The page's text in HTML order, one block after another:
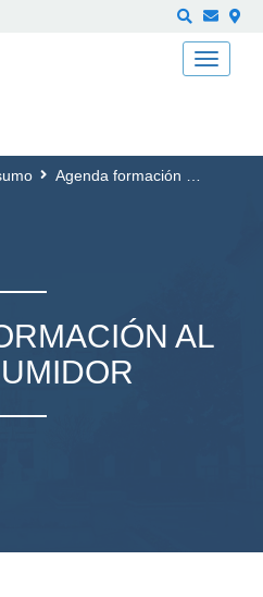
Agenda formación al Consumidor
AL